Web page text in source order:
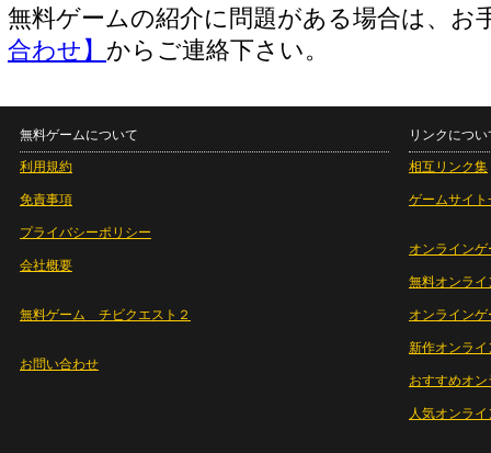
無料ゲームの紹介に問題がある場合は、お
合わせ】 からご連絡下さい。
無料ゲームについて
利用規約
免責事項
プライバシーポリシー
会社概要
無料ゲーム チビクエスト２
お問い合わせ
リンクについ
相互リンク集
ゲームサイト
オンラインゲ
無料オンライ
オンライン
新作オンライ
おすすめオ
人気オンラ